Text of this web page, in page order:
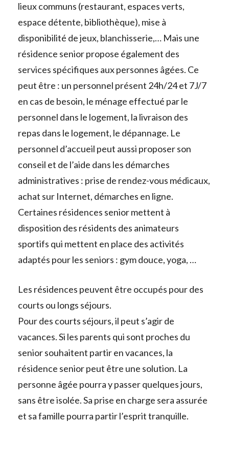
lieux communs (restaurant, espaces verts,
espace détente, bibliothèque), mise à
disponibilité de jeux, blanchisserie,… Mais une
résidence senior propose également des
services spécifiques aux personnes âgées. Ce
peut être : un personnel présent 24h/24 et 7J/7
en cas de besoin, le ménage effectué par le
personnel dans le logement, la livraison des
repas dans le logement, le dépannage. Le
personnel d’accueil peut aussi proposer son
conseil et de l’aide dans les démarches
administratives : prise de rendez-vous médicaux,
achat sur Internet, démarches en ligne.
Certaines résidences senior mettent à
disposition des résidents des animateurs
sportifs qui mettent en place des activités
adaptés pour les seniors : gym douce, yoga, …
Les résidences peuvent être occupés pour des
courts ou longs séjours.
Pour des courts séjours, il peut s’agir de
vacances. Si les parents qui sont proches du
senior souhaitent partir en vacances, la
résidence senior peut être une solution. La
personne âgée pourra y passer quelques jours,
sans être isolée. Sa prise en charge sera assurée
et sa famille pourra partir l’esprit tranquille.